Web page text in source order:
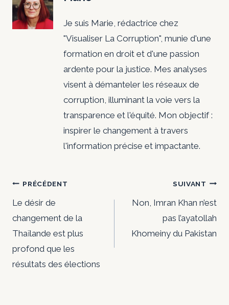
Je suis Marie, rédactrice chez
"Visualiser La Corruption", munie d'une
formation en droit et d'une passion
ardente pour la justice. Mes analyses
visent à démanteler les réseaux de
corruption, illuminant la voie vers la
transparence et l'équité. Mon objectif :
inspirer le changement à travers
l'information précise et impactante.
Navigation
de
l’article
PRÉCÉDENT
Le désir de
changement de la
Thaïlande est plus
profond que les
résultats des élections
SUIVANT
Non, Imran Khan n’est
pas l’ayatollah
Khomeiny du Pakistan